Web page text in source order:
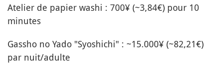
Atelier de papier washi : 700¥ (~3,84€) pour 10
minutes
Gassho no Yado "Syoshichi" : ~15.000¥ (~82,21€)
par nuit/adulte